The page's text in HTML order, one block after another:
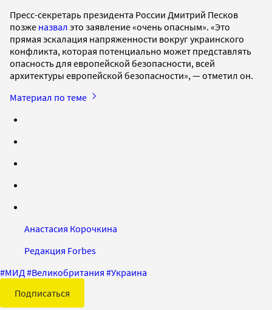
Пресс-секретарь президента России Дмитрий Песков
позже назвал это заявление «очень опасным». «Это
прямая эскалация напряженности вокруг украинского
конфликта, которая потенциально может представлять
опасность для европейской безопасности, всей
архитектуры европейской безопасности», — отметил он.
Материал по теме
Анастасия Корочкина
Редакция Forbes
#МИД #Великобритания #Украина
Подписаться